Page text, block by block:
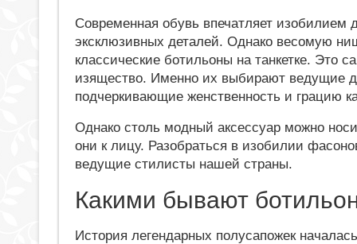
Современная обувь впечатляет
эксклюзивных деталей. Однако весомую
классические ботильоны на танкетке. Это
изящество. Именно их выбирают ведущие
подчеркивающие женственность и грацию
Однако столь модный аксессуар можно
они к лицу. Разобраться в изобилии
ведущие стилисты нашей страны.
Какими бывают
История легендарных полусапожек